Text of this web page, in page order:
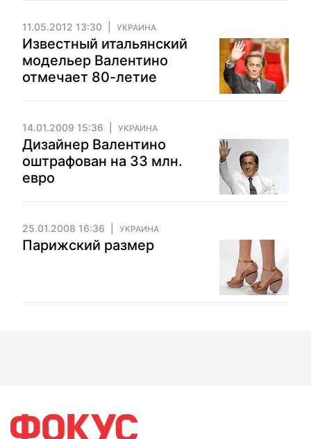
11.05.2012 13:30 УКРАИНА
Известный итальянский
модельер Валентино
отмечает 80-летие
14.01.2009 15:36 УКРАИНА
Дизайнер Валентино
оштрафован на 33 млн.
евро
25.01.2008 16:36 УКРАИНА
Парижский размер